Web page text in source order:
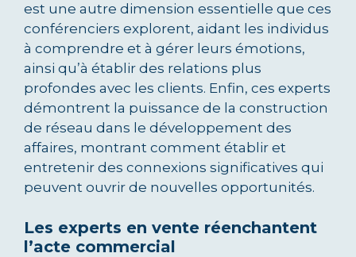
est une autre dimension essentielle que ces
conférenciers explorent, aidant les individus
à comprendre et à gérer leurs émotions,
ainsi qu’à établir des relations plus
profondes avec les clients. Enfin, ces experts
démontrent la puissance de la construction
de réseau dans le développement des
affaires, montrant comment établir et
entretenir des connexions significatives qui
peuvent ouvrir de nouvelles opportunités.
Les experts en vente réenchantent
l’acte commercial